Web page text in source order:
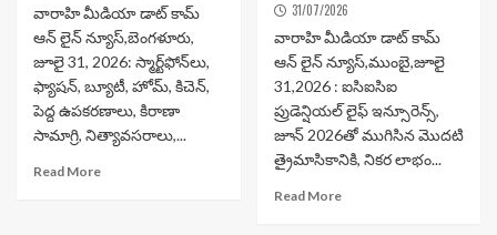
వారాహి మీడియా డాట్ కామ్
ఆన్ లైన్ న్యూస్,బెంగళూరు,
జూలై 31, 2026: స్మార్ట్‌ఫోన్‌లు,
ఫ్యాషన్, బ్యూటీ, హోమ్, కిచెన్,
పెద్ద ఉపకరణాలు, కిరాణా
సామాగ్రి, నిత్యావసరాలు,...
Read More
31/07/2026
వారాహి మీడియా డాట్ కామ్
ఆన్ లైన్ న్యూస్,ముంబై,జూలై
31,2026 : ఐసిఐసిఐ
ప్రుడెన్షియల్ లైఫ్ ఇన్సూరెన్స్,
జూన్ 2026తో ముగిసిన మొదటి
త్రైమాసికానికి, నికర లాభం...
Read More